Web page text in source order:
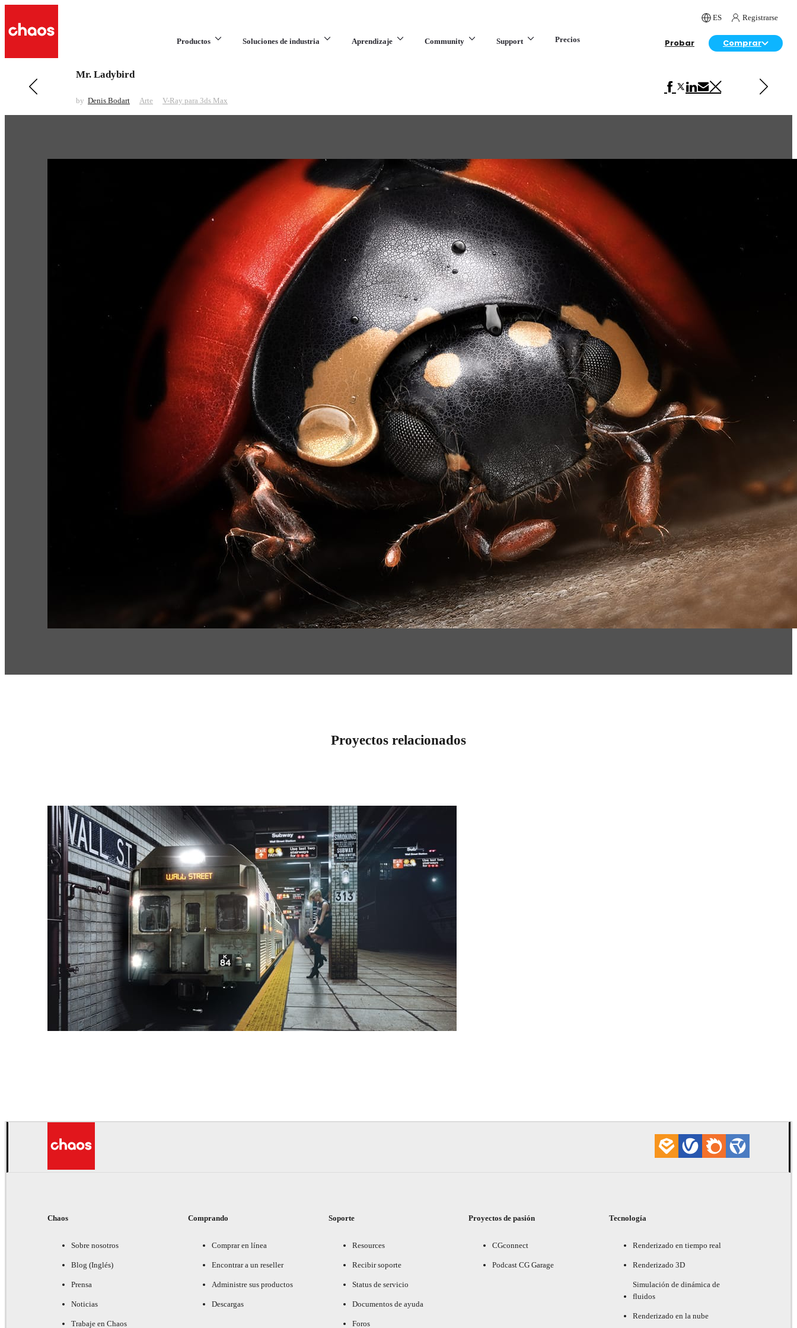
ES Registrarse
Productos Soluciones de industria Aprendizaje Community Support Precios Probar Comprar
Anteriores en Arte
Mr. Ladybird
by Denis Bodart Arte V-Ray para 3ds Max
Southern Ground Hornbill
Proyectos relacionados
Chaos
Sobre nosotros
Blog (Inglés)
Prensa
Noticias
Trabaje en Chaos
Comprando
Comprar en línea
Encontrar a un reseller
Administre sus productos
Descargas
Soporte
Resources
Recibir soporte
Status de servicio
Documentos de ayuda
Foros
Proyectos de pasión
CGconnect
Podcast CG Garage
Tecnología
Renderizado en tiempo real
Renderizado 3D
Simulación de dinámica de
fluidos
Renderizado en la nube